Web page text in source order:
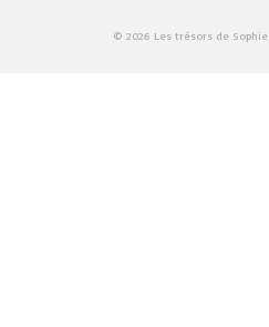
© 2026 Les trésors de Sophie